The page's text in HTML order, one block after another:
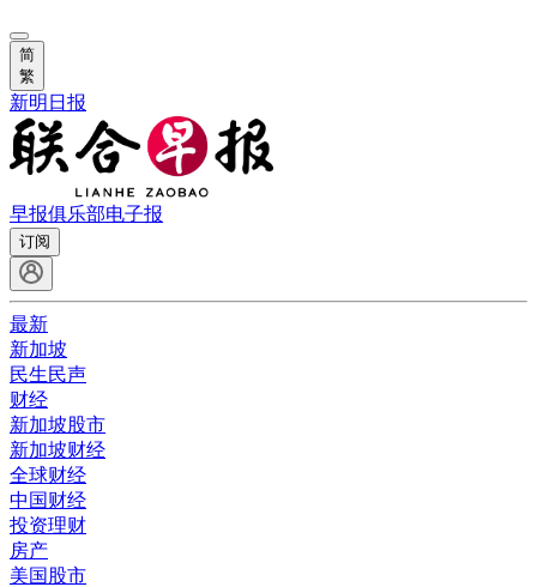
简
繁
新明日报
早报俱乐部电子报
订阅
最新
新加坡
民生民声
财经
新加坡股市
新加坡财经
全球财经
中国财经
投资理财
房产
美国股市